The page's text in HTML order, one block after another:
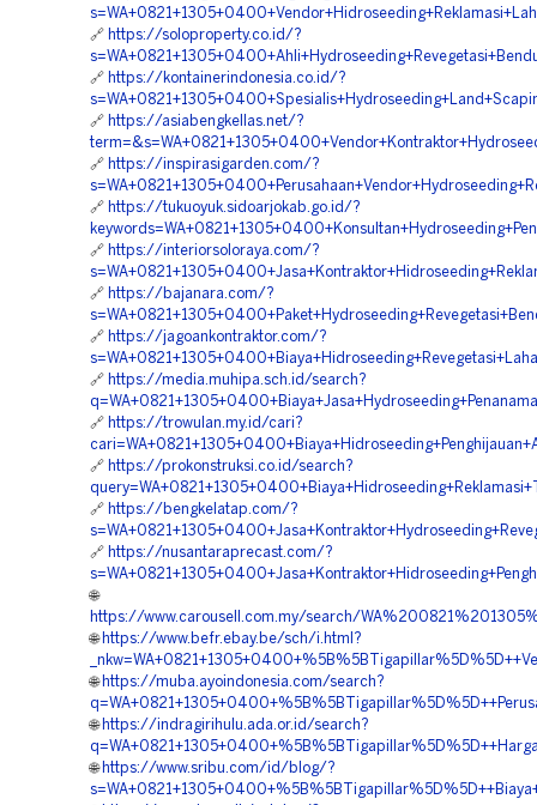
🔗 https://soloproperty.co.id/?
🔗 https://kontainerindonesia.co.id/?
🔗 https://asiabengkellas.net/?
🔗 https://inspirasigarden.com/?
🔗 https://tukuoyuk.sidoarjokab.go.id/?
🔗 https://interiorsoloraya.com/?
🔗 https://bajanara.com/?
🔗 https://jagoankontraktor.com/?
🔗 https://media.muhipa.sch.id/search?
🔗 https://trowulan.my.id/cari?
🔗 https://prokonstruksi.co.id/search?
🔗 https://bengkelatap.com/?
🔗 https://nusantaraprecast.com/?
🌐
https://www.carousell.com.my/search/
🌐 https://www.befr.ebay.be/sch/i.html?
🌐 https://muba.ayoindonesia.com/search?
🌐 https://indragirihulu.ada.or.id/search?
🌐 https://www.sribu.com/id/blog/?